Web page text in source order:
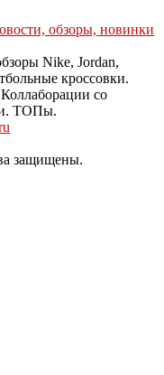
Nike, Jordan,
кроссовки.
со
ТОПы.
защищены.